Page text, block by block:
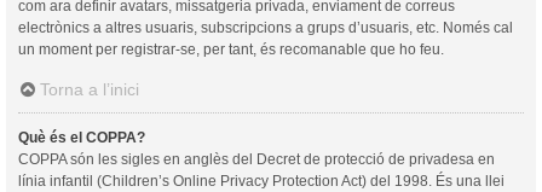
com ara definir avatars, missatgeria privada, enviament de correus
electrònics a altres usuaris, subscripcions a grups d’usuaris, etc. Només cal
un moment per registrar-se, per tant, és recomanable que ho feu.
Torna a l’inici
Què és el COPPA?
COPPA són les sigles en anglès del Decret de protecció de privadesa en
línia infantil (Children’s Online Privacy Protection Act) del 1998. És una llei